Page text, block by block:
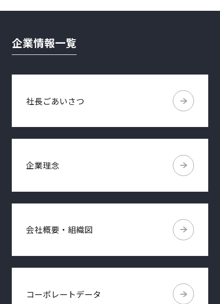
企業情報一覧
社長ごあいさつ
企業理念
会社概要・組織図
コーポレートデータ